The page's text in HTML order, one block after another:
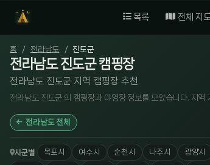
목록 전체 지도
홈 전라남도 진도군
전라남도 진도군 캠핑장
전라남도 진도군 지역 캠핑장 추천
전라남도 진도군 의 캠핑장과 야영장 정보를 모았습니다. 지
전라남도 전체
시군별 목포시 여수시 순천시 나주시 광양시